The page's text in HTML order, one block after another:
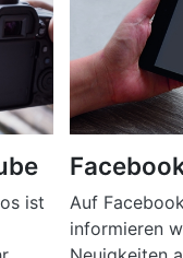
ist
Auf
informieren